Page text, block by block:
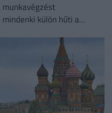
külön hűti a
működik.